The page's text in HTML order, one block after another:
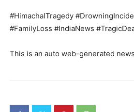
News
Magazine
#HimachalTragedy
#FamilyLoss #IndiaNews
This is an auto web-generated